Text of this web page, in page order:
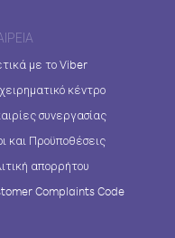
με το Viber
κέντρο
συνεργασίας
και Προϋποθέσεις
απορρήτου
Complaints Code